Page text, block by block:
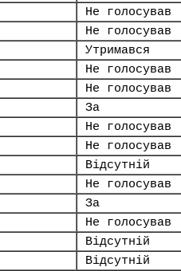
Не голосував
Не голосував
Утримався
Не голосував
Не голосував
За
Не голосував
Не голосував
Відсутній
Не голосував
За
Не голосував
Відсутній
Відсутній